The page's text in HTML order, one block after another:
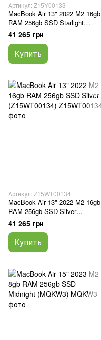
Артикул: Z15Y00133
MacBook Air 13" 2022 M2 16gb
RAM 256gb SSD Starlight
(Z15Y00133)
41 265 грн
Купить
Артикул: Z15WT00134
MacBook Air 13" 2022 M2 16gb
RAM 256gb SSD Silver
(Z15WT00134)
41 265 грн
Купить